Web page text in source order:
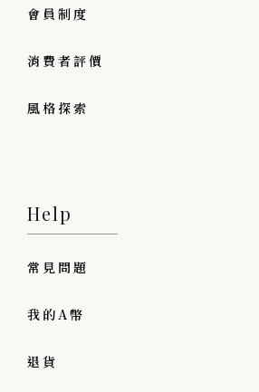
會員制度
消費者評價
風格探索
Help
常見問題
我的A幣
退貨